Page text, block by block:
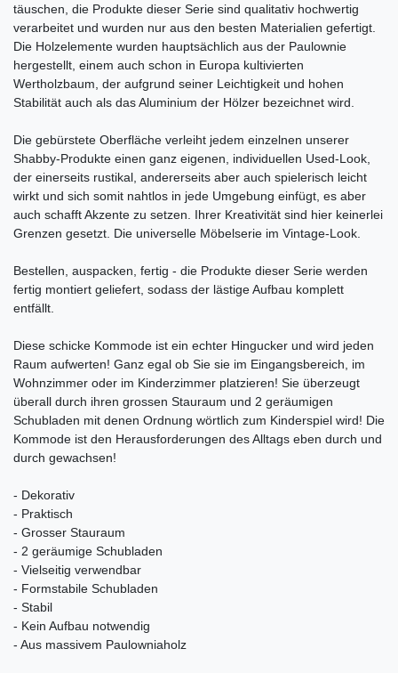
täuschen, die Produkte dieser Serie sind qualitativ hochwertig
verarbeitet und wurden nur aus den besten Materialien gefertigt.
Die Holzelemente wurden hauptsächlich aus der Paulownie
hergestellt, einem auch schon in Europa kultivierten
Wertholzbaum, der aufgrund seiner Leichtigkeit und hohen
Stabilität auch als das Aluminium der Hölzer bezeichnet wird.
Die gebürstete Oberfläche verleiht jedem einzelnen unserer
Shabby-Produkte einen ganz eigenen, individuellen Used-Look,
der einerseits rustikal, andererseits aber auch spielerisch leicht
wirkt und sich somit nahtlos in jede Umgebung einfügt, es aber
auch schafft Akzente zu setzen. Ihrer Kreativität sind hier keinerlei
Grenzen gesetzt. Die universelle Möbelserie im Vintage-Look.
Bestellen, auspacken, fertig - die Produkte dieser Serie werden
fertig montiert geliefert, sodass der lästige Aufbau komplett
entfällt.
Diese schicke Kommode ist ein echter Hingucker und wird jeden
Raum aufwerten! Ganz egal ob Sie sie im Eingangsbereich, im
Wohnzimmer oder im Kinderzimmer platzieren! Sie überzeugt
überall durch ihren grossen Stauraum und 2 geräumigen
Schubladen mit denen Ordnung wörtlich zum Kinderspiel wird! Die
Kommode ist den Herausforderungen des Alltags eben durch und
durch gewachsen!
- Dekorativ
- Praktisch
- Grosser Stauraum
- 2 geräumige Schubladen
- Vielseitig verwendbar
- Formstabile Schubladen
- Stabil
- Kein Aufbau notwendig
- Aus massivem Paulowniaholz